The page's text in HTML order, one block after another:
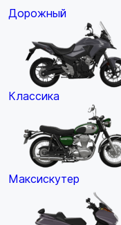
Дорожный
Классика
Максискутер